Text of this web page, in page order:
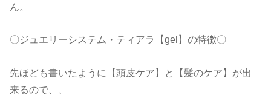
ん。
〇ジュエリーシステム・ティアラ【gel】の特徴〇
先ほども書いたように【頭皮ケア】と【髪のケア】が出
来るので、、